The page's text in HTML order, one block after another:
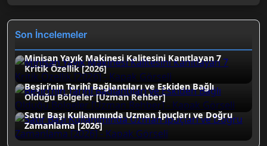
Son İncelemeler
Minisan Yayık Makinesi Kalitesini Kanıtlayan 7
Kritik Özellik [2026]
Beşiri’nin Tarihî Bağlantıları ve Eskiden Bağlı
Olduğu Bölgeler [Uzman Rehber]
Satır Başı Kullanımında Uzman İpuçları ve Doğru
Zamanlama [2026]